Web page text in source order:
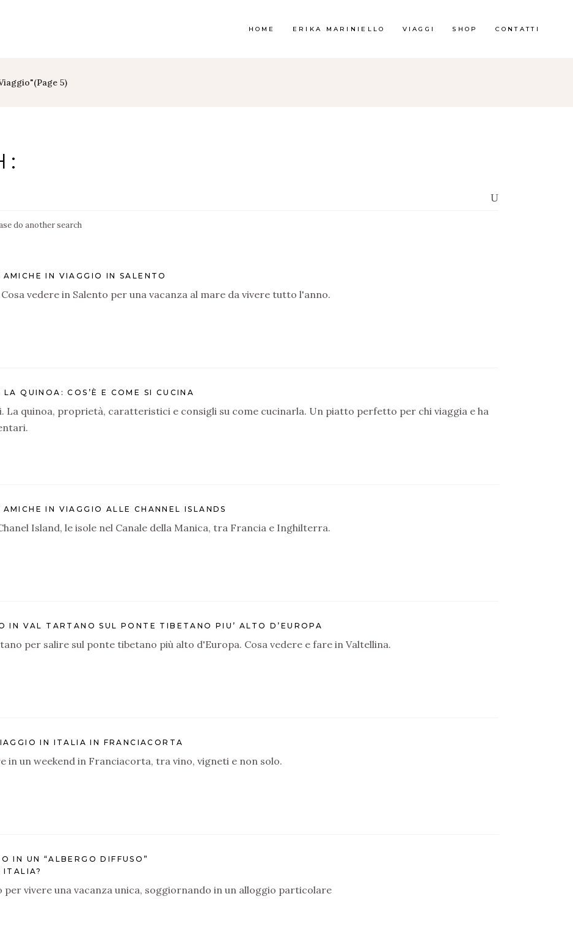
HOME ERIKA MARINIELLO VIAGGI SHOP CONTATTI
(Page 5)
do another search
IN VIAGGIO IN SALENTO
vedere in Salento per una vacanza al mare da vivere tutto l'anno.
QUINOA: COS’È E COME SI CUCINA
La quinoa, proprietà, caratteristici e consigli su come cucinarla. Un piatto perfetto per chi viaggia e ha
IN VIAGGIO ALLE CHANNEL ISLANDS
Island, le isole nel Canale della Manica, tra Francia e Inghilterra.
IN VAL TARTANO SUL PONTE TIBETANO PIU’ ALTO D’EUROPA
per salire sul ponte tibetano più alto d'Europa. Cosa vedere e fare in Valtellina.
IN ITALIA IN FRANCIACORTA
in un weekend in Franciacorta, tra vino, vigneti e non solo.
IN UN “ALBERGO DIFFUSO”
ITALIA?
per vivere una vacanza unica, soggiornando in un alloggio particolare